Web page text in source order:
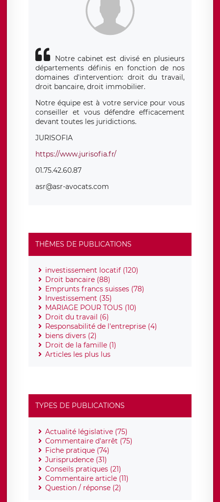
Notre cabinet est divisé en plusieurs
départements définis en fonction de nos
domaines d'intervention: droit du travail,
droit bancaire, droit immobilier.
Notre équipe est à votre service pour vous
conseiller et vous défendre efficacement
devant toutes les juridictions.
JURISOFIA
https://www.jurisofia.fr/
01.75.42.60.87
asr@asr-avocats.com
THÈMES DE PUBLICATIONS
investissement locatif (120)
Droit bancaire (88)
Emprunts francs suisses (78)
Investissement (35)
MARIAGE POUR TOUS (10)
Droit du travail (6)
Responsabilité de l'entreprise (4)
biens divers (2)
Droit de la famille (1)
Articles les plus lus
TYPES DE PUBLICATIONS
Actualité législative (75)
Commentaire d'arrêt (75)
Fiche pratique (74)
Jurisprudence (31)
Conseils pratiques (21)
Commentaire article (11)
Question / réponse (2)